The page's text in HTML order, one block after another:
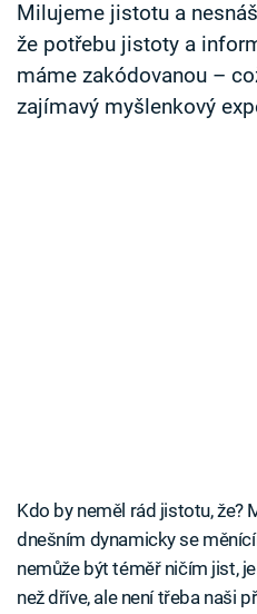
Sledujte nás
Milujeme jistotu a
že potřebu jistoty a
máme zakódovanou –
zajímavý myšlenkový
Kdo by neměl rád jistotu, že?
dnešním dynamicky se
nemůže být téměř ničím jist,
než dříve, ale není třeba naši